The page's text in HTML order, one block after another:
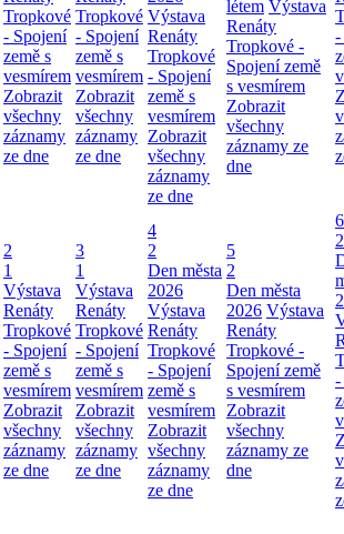
Tropkové
- Spojení
země s
vesmírem
Zobrazit
všechny
záznamy
ze dne
Tropkové
- Spojení
země s
vesmírem
Zobrazit
všechny
záznamy
ze dne
Výstava
Renáty
Tropkové
- Spojení
země s
vesmírem
Zobrazit
všechny
záznamy
ze dne
létem Výstava
Renáty
Tropkové -
Spojení země
s vesmírem
Zobrazit
všechny
záznamy ze
dne
-
2
1
Výstava
Renáty
Tropkové
- Spojení
země s
vesmírem
Zobrazit
všechny
záznamy
ze dne
3
1
Výstava
Renáty
Tropkové
- Spojení
země s
vesmírem
Zobrazit
všechny
záznamy
ze dne
4
2
Den města
2026
Výstava
Renáty
Tropkové
- Spojení
země s
vesmírem
Zobrazit
všechny
záznamy
ze dne
5
2
Den města
2026 Výstava
Renáty
Tropkové -
Spojení země
s vesmírem
Zobrazit
všechny
záznamy ze
dne
6
2
-